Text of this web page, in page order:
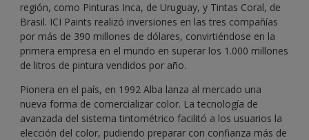
región, como Pinturas Inca, de Uruguay, y Tintas Coral, de
Brasil. ICI Paints realizó inversiones en las tres compañías
por más de 390 millones de dólares, convirtiéndose en la
primera empresa en el mundo en superar los 1.000 millones
de litros de pintura vendidos por año.
Pionera en el país, en 1992 Alba lanza al mercado una
nueva forma de comercializar color. La tecnología de
avanzada del sistema tintométrico facilitó a los usuarios la
elección del color, pudiendo preparar con confianza más de